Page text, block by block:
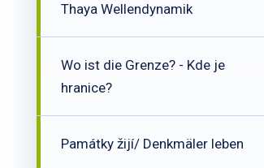
Thaya Wellendynamik
Wo ist die Grenze? - Kde je
hranice?
Památky žijí/ Denkmäler leben